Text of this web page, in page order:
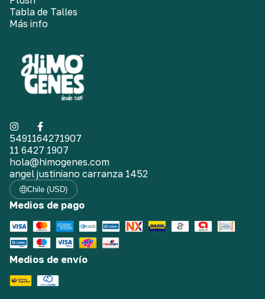
Tabla de Talles
Más info
5491164271907
11 6427 1907
hola@himogenes.com
angel justiniano carranza 1452
Chile (USD)
Medios de pago
Medios de envío